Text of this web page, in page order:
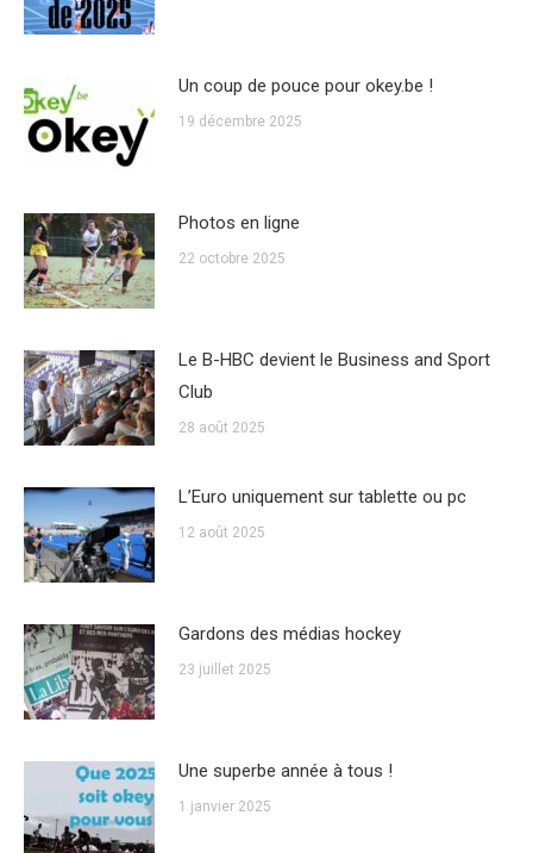
Un coup de pouce pour okey.be !
19 décembre 2025
Photos en ligne
22 octobre 2025
Le B-HBC devient le Business and Sport
Club
28 août 2025
L’Euro uniquement sur tablette ou pc
12 août 2025
Gardons des médias hockey
23 juillet 2025
Une superbe année à tous !
1 janvier 2025